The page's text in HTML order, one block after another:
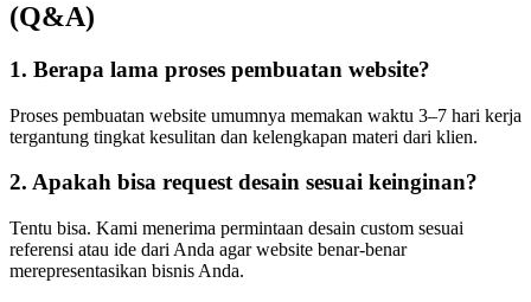
(Q&A)
1. Berapa lama proses pembuatan website?
Proses pembuatan website umumnya memakan waktu 3–7 hari kerja
tergantung tingkat kesulitan dan kelengkapan materi dari klien.
2. Apakah bisa request desain sesuai keinginan?
Tentu bisa. Kami menerima permintaan desain custom sesuai
referensi atau ide dari Anda agar website benar-benar
merepresentasikan bisnis Anda.